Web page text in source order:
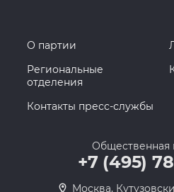
О партии
Региональные
отделения
Контакты пресс-службы
Общественная
+7 (495)
Москва,